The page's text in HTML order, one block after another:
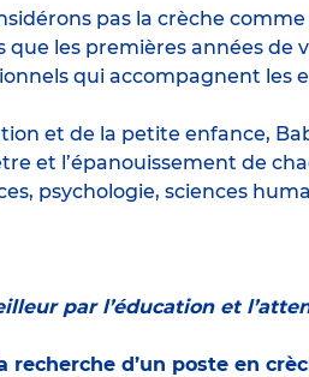
pas la crèche
que les premières années
qui accompagnent les
et de la petite enfance,
et l’épanouissement de
psychologie, sciences
par l’éducation et
recherche d’un poste en